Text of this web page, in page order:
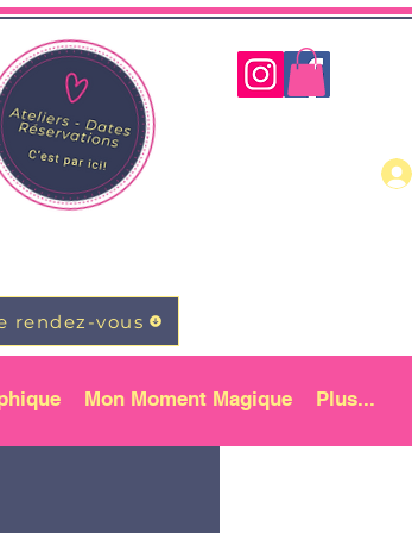
rendez-vous
Mon Moment Magique Plus...